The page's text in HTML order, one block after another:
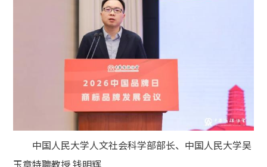
中国人民大学人文社会科学部部长、中国人民大学吴
玉章特聘教授 钱明辉